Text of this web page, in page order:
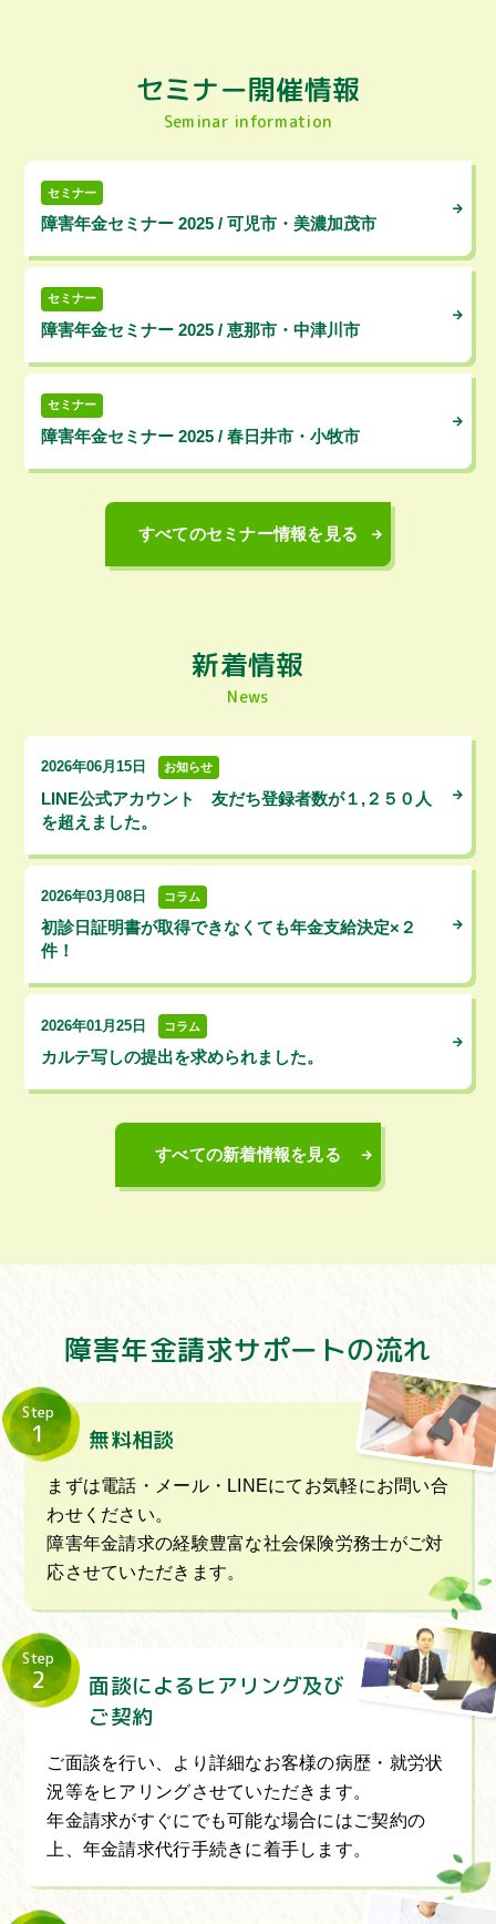
セミナー開催情報
Seminar information
セミナー
障害年金セミナー 2025 / 可児市・美濃加茂市
セミナー
障害年金セミナー 2025 / 恵那市・中津川市
セミナー
障害年金セミナー 2025 / 春日井市・小牧市
すべてのセミナー情報を見る
新着情報
News
2026年06月15日 お知らせ
LINE公式アカウント 友だち登録者数が１,２５０人
を超えました。
2026年03月08日 コラム
初診日証明書が取得できなくても年金支給決定×２
件！
2026年01月25日 コラム
カルテ写しの提出を求められました。
すべての新着情報を見る
障害年金請求サポートの流れ
Step
1 無料相談
まずは電話・メール・LINEにてお気軽にお問い合
わせください。
障害年金請求の経験豊富な社会保険労務士がご対
応させていただきます。
Step
2
面談によるヒアリング及び
ご契約
ご面談を行い、より詳細なお客様の病歴・就労状
況等をヒアリングさせていただきます。
年金請求がすぐにでも可能な場合にはご契約の
上、年金請求代行手続きに着手します。